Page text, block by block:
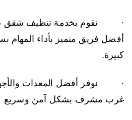
· نقوم بخدمة تنظيف شقق
أفضل فريق متميز بأداء المهام
كبيرة.
· نوفر أفضل المعدات
غرب مشرف بشكل آمن وسريع